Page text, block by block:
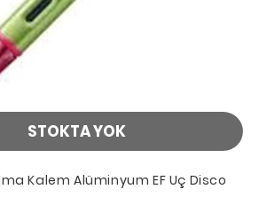
STOKTA YOK
Kalem Alüminyum EF Uç Disco